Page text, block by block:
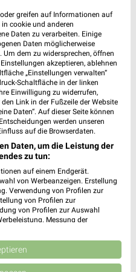
31,1 km
Gartenliebe
Gültig bis Sa. 26.09.
Polster Aktuell
greifen auf Informationen auf
in cookie und anderen
Daten zu verarbeiten. Einige
Daten möglicherweise
dem zu widersprechen, öffnen
akzeptieren, ablehnen
„Einstellungen verwalten“
Schaltfläche in der linken
Einwilligung zu widerrufen,
Link in der Fußzeile der Website
Daten“. Auf dieser Seite können
werden unseren
auf die Browserdaten.
Daten, um die Leistung der
zu tun:
auf einem Endgerät.
von Werbeanzeigen. Erstellung
Verwendung von Profilen zur
von Profilen zur
von Profilen zur Auswahl
Messung der
Quellen. Entwicklung und
reduzierter Daten zur Auswahl
Union weitergegeben und in die